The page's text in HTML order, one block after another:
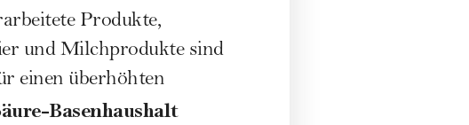
Produkte,
und Milchprodukte sind
einen überhöhten
Basenhaushalt